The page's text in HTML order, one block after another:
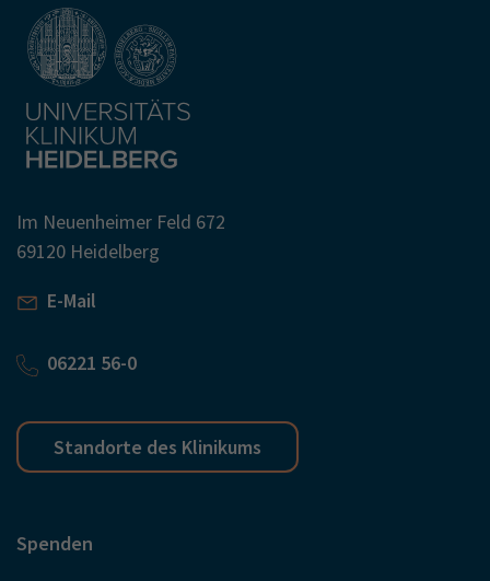
Im Neuenheimer Feld 672
69120 Heidelberg
E-Mail
06221 56-0
Standorte des Klinikums
Spenden